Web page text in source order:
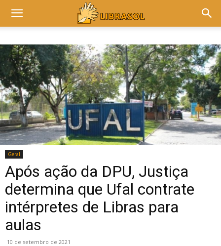
Geral
Após ação da DPU, Justiça
determina que Ufal contrate
intérpretes de Libras para
aulas
10 de setembro de 2021